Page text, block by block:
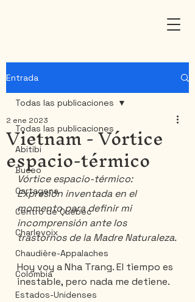
Entrada
Todas las publicaciones
Abitibi
Buceo
Cartagena
Centro de Québec
Charlevoix
Chaudière-Appalaches
Colombia
Estados-Unidenses
Todas las publicaciones
Vietnam - Vórtice
espacio-térmico
2 ene 2023
Vórtice espacio-térmico:
Expresión inventada en el
momento para definir mi
incomprensión ante los
trastornos de la Madre Naturaleza.
Hoy voy a Nha Trang. El tiempo es
inestable, pero nada me detiene.